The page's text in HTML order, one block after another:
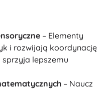
– Elementy
i rozwijają koordynację
lepszemu
– Naucz